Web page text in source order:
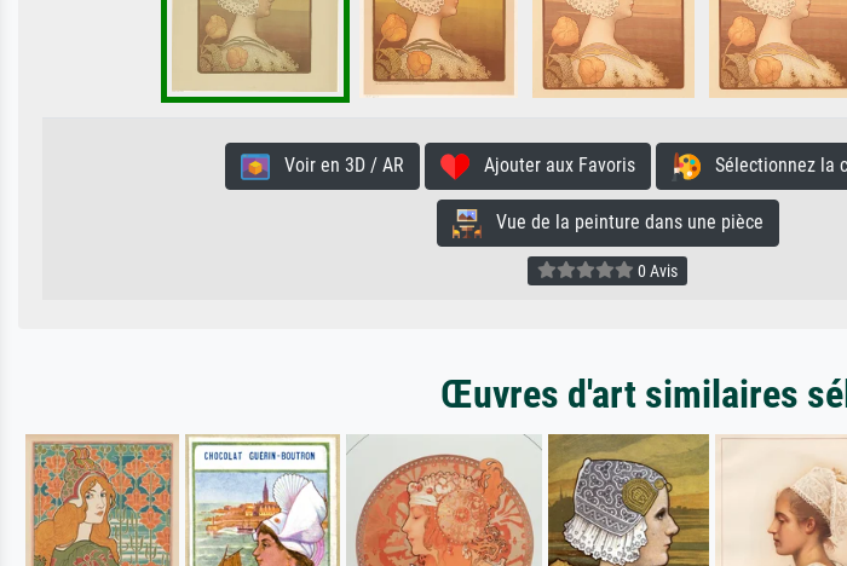
Voir en 3D / AR Ajouter aux Favoris Sélectionnez la
Vue de la peinture dans une pièce
0 Avis
Œuvres d'art similaires